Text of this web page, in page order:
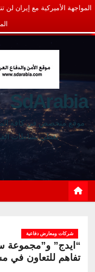
المواجهة الأميركية مع إيران لن
SdArabia
موقع متخصص في كافة
يغطي نشاطات
شركات ومعارض دفاعية
“ايدج”
تفاهم للتعاون في